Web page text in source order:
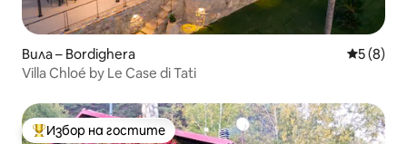
Вила – Bordighera Средна
5 (8)
Villa Chloé by Le Case di Tati
Най-популярен избор на гостите
Избор на гостите